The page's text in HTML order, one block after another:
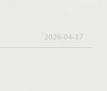
2026-04-17